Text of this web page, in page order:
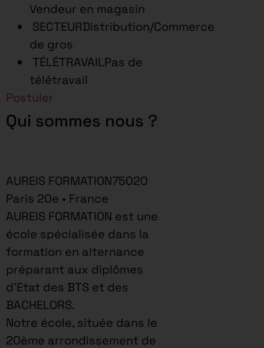
Vendeur en magasin
SECTEURDistribution/Commerce
de gros
TÉLÉTRAVAILPas de
télétravail
Postuler
Qui sommes nous ?
AUREIS FORMATION75020
Paris 20e • France
AUREIS FORMATION est une
école spécialisée dans la
formation en alternance
préparant aux diplômes
d’Etat des BTS et des
BACHELORS.
Notre école, située dans le
20ème arrondissement de